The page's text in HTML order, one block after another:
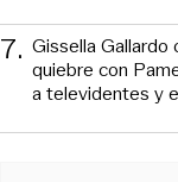
7. Gissella Gallardo
quiebre con
a televidentes y